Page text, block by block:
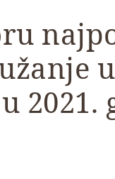
2021.